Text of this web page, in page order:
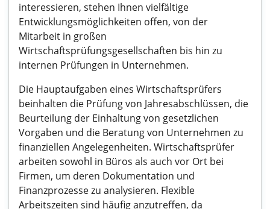
interessieren, stehen Ihnen vielfältige
Entwicklungsmöglichkeiten offen, von der
Mitarbeit in großen
Wirtschaftsprüfungsgesellschaften bis hin zu
internen Prüfungen in Unternehmen.
Die Hauptaufgaben eines Wirtschaftsprüfers
beinhalten die Prüfung von Jahresabschlüssen, die
Beurteilung der Einhaltung von gesetzlichen
Vorgaben und die Beratung von Unternehmen zu
finanziellen Angelegenheiten. Wirtschaftsprüfer
arbeiten sowohl in Büros als auch vor Ort bei
Firmen, um deren Dokumentation und
Finanzprozesse zu analysieren. Flexible
Arbeitszeiten sind häufig anzutreffen, da